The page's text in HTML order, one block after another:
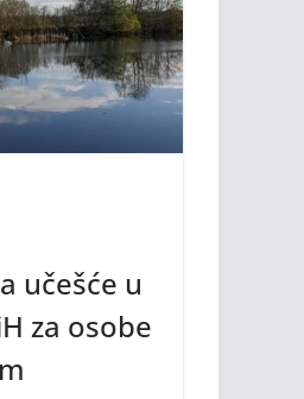
učešće u
za osobe